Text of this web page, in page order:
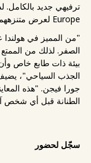
Europe لعرض متنزههم لأول مرة."
"من المميز في
الصفر. لذلك من
بيئة ذات طابع خاص
الجذب السياحي"،
جورا فيجن. "هذه
الطنانة قبل أي شخص
سجّل لحضور